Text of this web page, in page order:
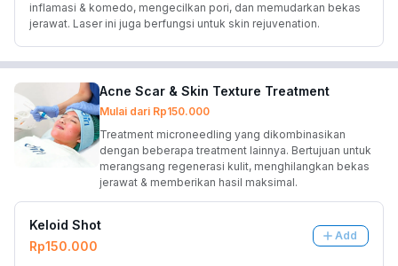
inflamasi & komedo, mengecilkan pori, dan memudarkan bekas
jerawat. Laser ini juga berfungsi untuk skin rejuvenation.
Acne Scar & Skin Texture Treatment
Mulai dari Rp150.000
Treatment microneedling yang dikombinasikan
dengan beberapa treatment lainnya. Bertujuan untuk
merangsang regenerasi kulit, menghilangkan bekas
jerawat & memberikan hasil maksimal.
Keloid Shot
Rp150.000
Add